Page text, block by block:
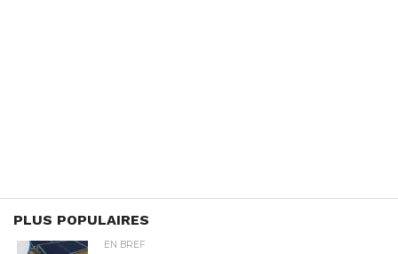
PLUS POPULAIRES
EN BREF